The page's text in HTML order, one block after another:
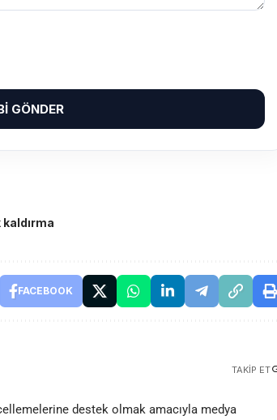
GÖNDER
FACEBOOK
TAKIP ET
destek olmak amacıyla medya